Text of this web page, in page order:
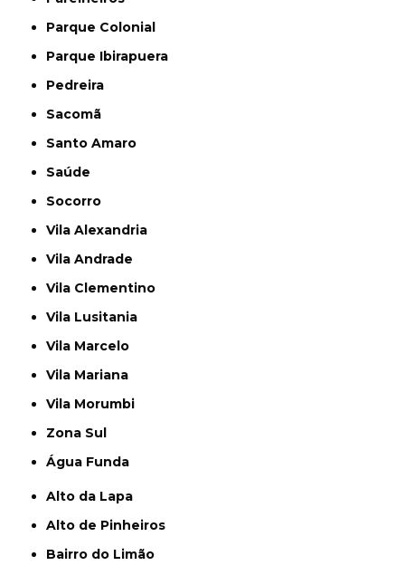
Parque Colonial
Parque Ibirapuera
Pedreira
Sacomã
Santo Amaro
Saúde
Socorro
Vila Alexandria
Vila Andrade
Vila Clementino
Vila Lusitania
Vila Marcelo
Vila Mariana
Vila Morumbi
Zona Sul
Água Funda
Alto da Lapa
Alto de Pinheiros
Bairro do Limão